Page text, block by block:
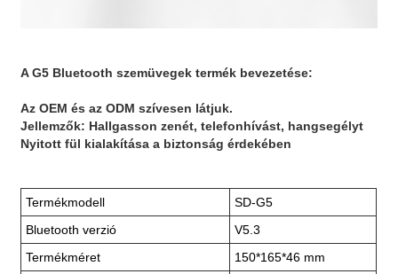
A G5 Bluetooth szemüvegek termék bevezetése:
Az OEM és az ODM szívesen látjuk.
Jellemzők: Hallgasson zenét, telefonhívást, hangsegélyt
Nyitott fül kialakítása a biztonság érdekében
Termékmodell
SD-G5
Bluetooth verzió
V5.3
Termékméret
150*165*46 mm